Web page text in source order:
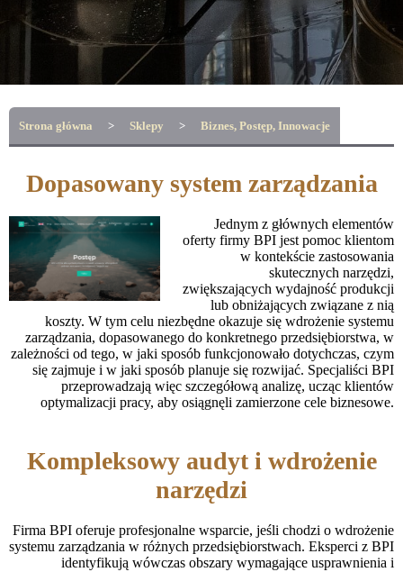
Strona główna > Sklepy > Biznes, Postęp, Innowacje
Dopasowany system zarządzania
Jednym z głównych elementów
oferty firmy BPI jest pomoc klientom
w kontekście zastosowania
skutecznych narzędzi,
zwiększających wydajność produkcji
lub obniżających związane z nią
koszty. W tym celu niezbędne okazuje się wdrożenie systemu
zarządzania, dopasowanego do konkretnego przedsiębiorstwa, w
zależności od tego, w jaki sposób funkcjonowało dotychczas, czym
się zajmuje i w jaki sposób planuje się rozwijać. Specjaliści BPI
przeprowadzają więc szczegółową analizę, ucząc klientów
optymalizacji pracy, aby osiągnęli zamierzone cele biznesowe.
Kompleksowy audyt i wdrożenie
narzędzi
Firma BPI oferuje profesjonalne wsparcie, jeśli chodzi o wdrożenie
systemu zarządzania w różnych przedsiębiorstwach. Eksperci z BPI
identyfikują wówczas obszary wymagające usprawnienia i